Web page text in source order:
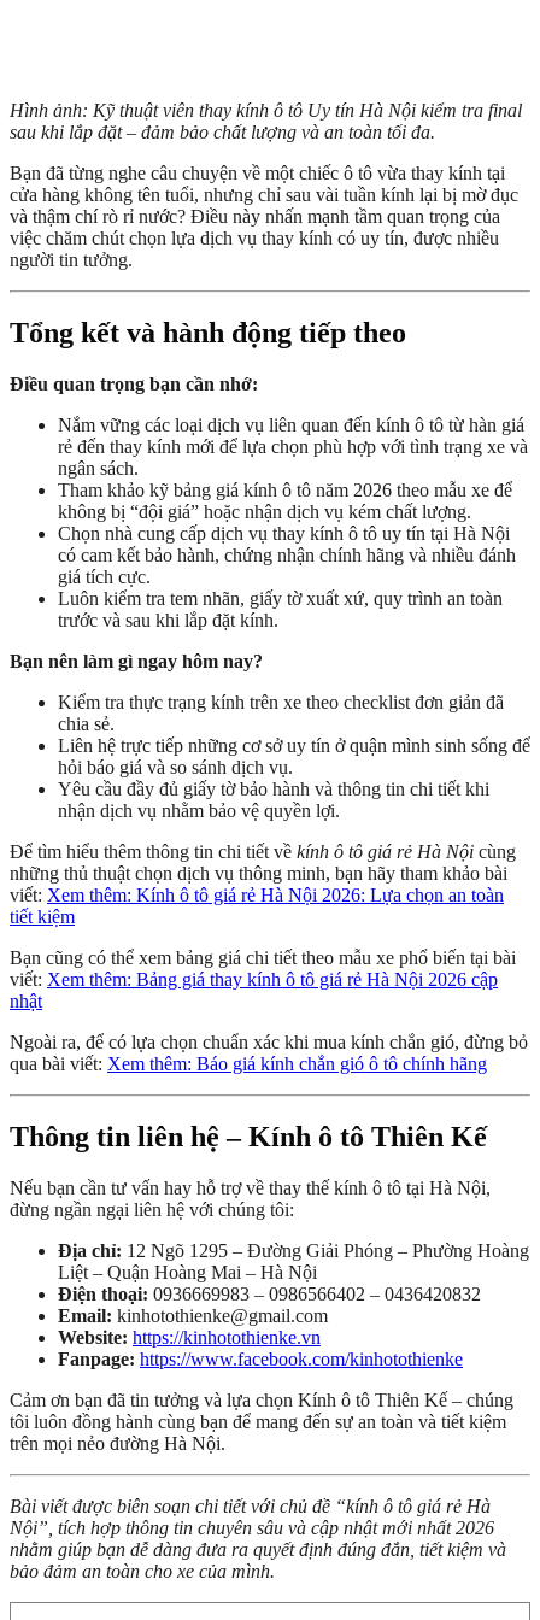
Hình ảnh: Kỹ thuật viên thay kính ô tô Uy tín Hà Nội kiểm tra final
sau khi lắp đặt – đảm bảo chất lượng và an toàn tối đa.
Bạn đã từng nghe câu chuyện về một chiếc ô tô vừa thay kính tại
cửa hàng không tên tuổi, nhưng chỉ sau vài tuần kính lại bị mờ đục
và thậm chí rò rỉ nước? Điều này nhấn mạnh tầm quan trọng của
việc chăm chút chọn lựa dịch vụ thay kính có uy tín, được nhiều
người tin tưởng.
Tổng kết và hành động tiếp theo
Điều quan trọng bạn cần nhớ:
Nắm vững các loại dịch vụ liên quan đến kính ô tô từ hàn giá
rẻ đến thay kính mới để lựa chọn phù hợp với tình trạng xe và
ngân sách.
Tham khảo kỹ bảng giá kính ô tô năm 2026 theo mẫu xe để
không bị “đội giá” hoặc nhận dịch vụ kém chất lượng.
Chọn nhà cung cấp dịch vụ thay kính ô tô uy tín tại Hà Nội
có cam kết bảo hành, chứng nhận chính hãng và nhiều đánh
giá tích cực.
Luôn kiểm tra tem nhãn, giấy tờ xuất xứ, quy trình an toàn
trước và sau khi lắp đặt kính.
Bạn nên làm gì ngay hôm nay?
Kiểm tra thực trạng kính trên xe theo checklist đơn giản đã
chia sẻ.
Liên hệ trực tiếp những cơ sở uy tín ở quận mình sinh sống để
hỏi báo giá và so sánh dịch vụ.
Yêu cầu đầy đủ giấy tờ bảo hành và thông tin chi tiết khi
nhận dịch vụ nhằm bảo vệ quyền lợi.
Để tìm hiểu thêm thông tin chi tiết về kính ô tô giá rẻ Hà Nội cùng
những thủ thuật chọn dịch vụ thông minh, bạn hãy tham khảo bài
viết: Xem thêm: Kính ô tô giá rẻ Hà Nội 2026: Lựa chọn an toàn
tiết kiệm
Bạn cũng có thể xem bảng giá chi tiết theo mẫu xe phổ biến tại bài
viết: Xem thêm: Bảng giá thay kính ô tô giá rẻ Hà Nội 2026 cập
nhật
Ngoài ra, để có lựa chọn chuẩn xác khi mua kính chắn gió, đừng bỏ
qua bài viết: Xem thêm: Báo giá kính chắn gió ô tô chính hãng
Thông tin liên hệ – Kính ô tô Thiên Kế
Nếu bạn cần tư vấn hay hỗ trợ về thay thế kính ô tô tại Hà Nội,
đừng ngần ngại liên hệ với chúng tôi:
Địa chỉ: 12 Ngõ 1295 – Đường Giải Phóng – Phường Hoàng
Liệt – Quận Hoàng Mai – Hà Nội
Điện thoại: 0936669983 – 0986566402 – 0436420832
Email: kinhotothienke@gmail.com
Website: https://kinhotothienke.vn
Fanpage: https://www.facebook.com/kinhotothienke
Cảm ơn bạn đã tin tưởng và lựa chọn Kính ô tô Thiên Kế – chúng
tôi luôn đồng hành cùng bạn để mang đến sự an toàn và tiết kiệm
trên mọi nẻo đường Hà Nội.
Bài viết được biên soạn chi tiết với chủ đề “kính ô tô giá rẻ Hà
Nội”, tích hợp thông tin chuyên sâu và cập nhật mới nhất 2026
nhằm giúp bạn dễ dàng đưa ra quyết định đúng đắn, tiết kiệm và
bảo đảm an toàn cho xe của mình.